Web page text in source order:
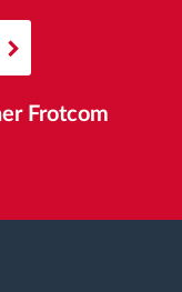
Frotcom